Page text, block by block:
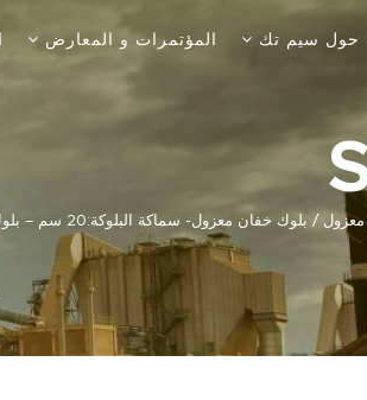
حول سيم تك المؤتمرات و المعارض
/ بلوك خفان معزول- سماكة البلوكة:20 سم – بلوك السكوريا العازل للحرارة والصوت